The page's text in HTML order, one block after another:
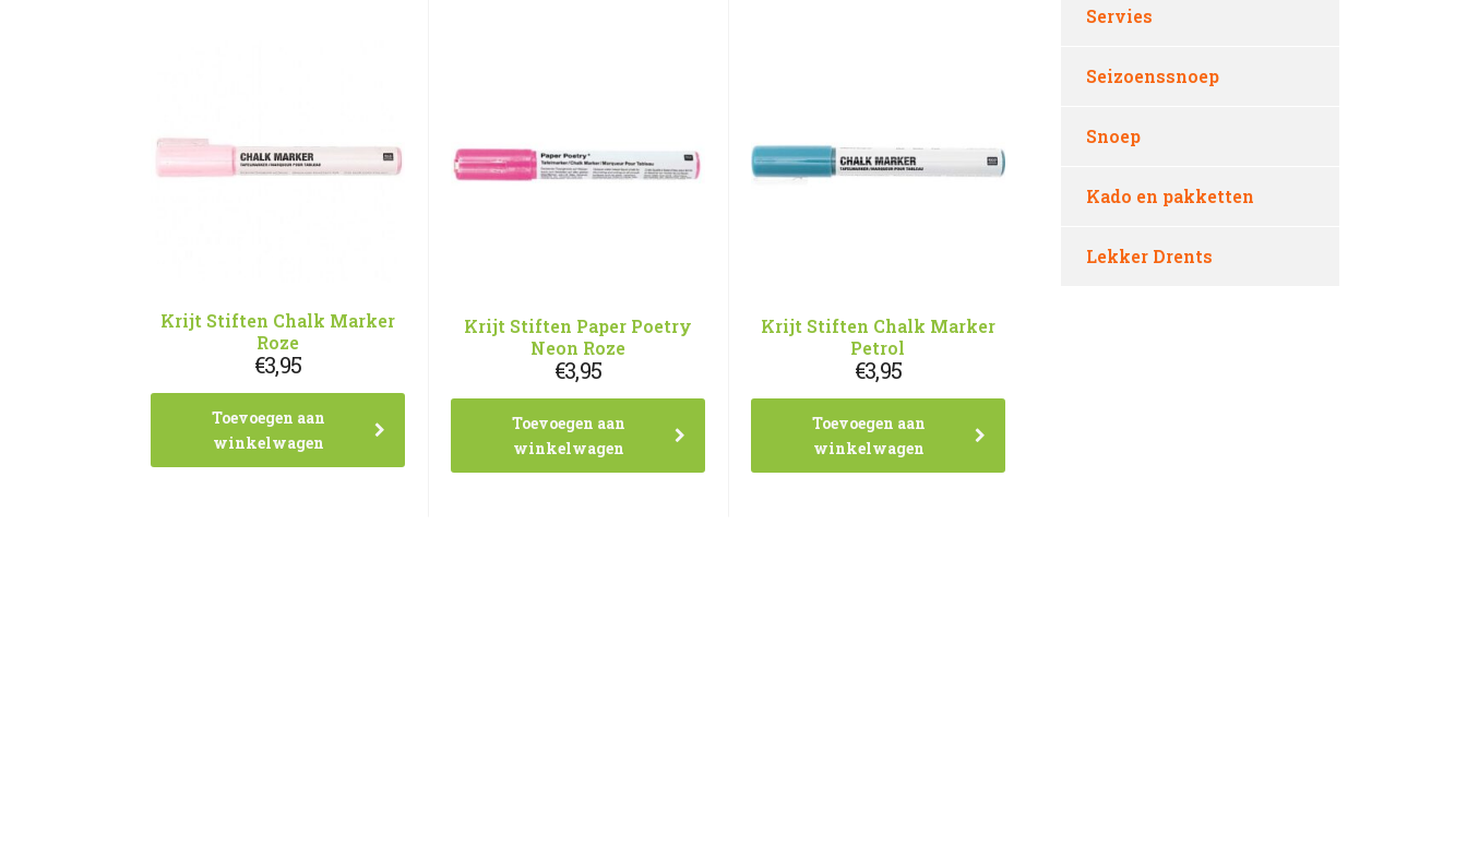
Krijt Stiften Chalk Marker
Roze
€3,95
Toevoegen aan
winkelwagen
Krijt Stiften Paper Poetry
Neon Roze
€3,95
Toevoegen aan
winkelwagen
Krijt Stiften Chalk Marker
Petrol
€3,95
Toevoegen aan
winkelwagen
Servies
Seizoenssnoep
Snoep
Kado en pakketten
Lekker Drents